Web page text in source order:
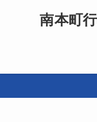
南本町